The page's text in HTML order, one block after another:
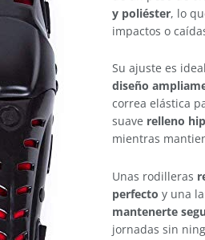
y poliéster, lo
impactos o
Su ajuste es
diseño
correa elástica
suave relleno
mientras
Unas rodilleras
perfecto y una
mantenerte
jornadas sin